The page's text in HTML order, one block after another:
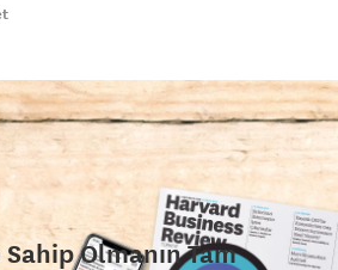
Sahip Olmanın Tam